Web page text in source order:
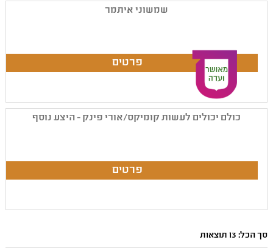
שמשוני איתמר
כולם יכולים לעשות קומיקס/אורי פינק - היצע נוסף
סך הכל: 13 תוצאות